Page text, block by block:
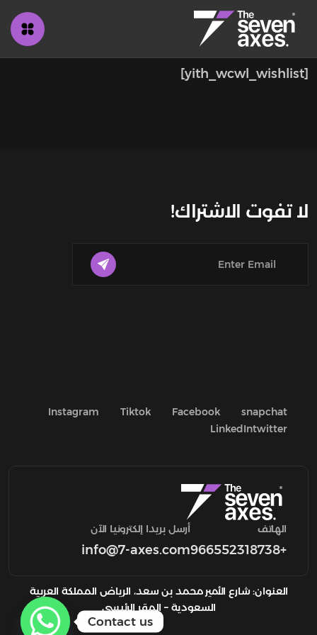
[yith_wcwl_wishlist]
لا تفوت الاشتراك!
snapchat
Facebook
Tiktok
Instagram
twitter
LinkedIn
الهاتف
+966552318738
أرسل بريدا إلكترونيا الآن
info@7-axes.com
العنوان: شارع الأمير محمد بن سعد، الرياض المملكة العربية
السعودية – المقر الرئيسي
Contact us